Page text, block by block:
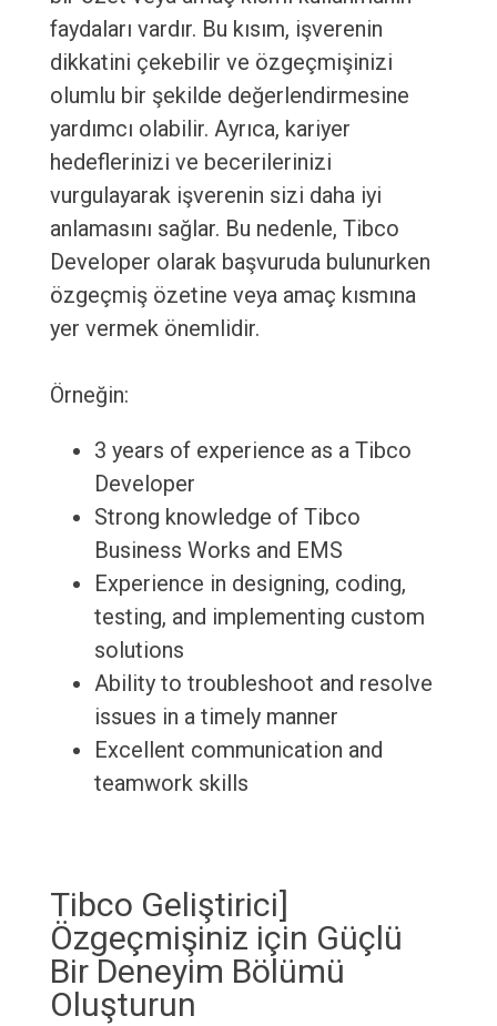
faydaları vardır. Bu kısım, işverenin
dikkatini çekebilir ve özgeçmişinizi
olumlu bir şekilde değerlendirmesine
yardımcı olabilir. Ayrıca, kariyer
hedeflerinizi ve becerilerinizi
vurgulayarak işverenin sizi daha iyi
anlamasını sağlar. Bu nedenle, Tibco
Developer olarak başvuruda bulunurken
özgeçmiş özetine veya amaç kısmına
yer vermek önemlidir.
Örneğin:
3 years of experience as a Tibco
Developer
Strong knowledge of Tibco
Business Works and EMS
Experience in designing, coding,
testing, and implementing custom
solutions
Ability to troubleshoot and resolve
issues in a timely manner
Excellent communication and
teamwork skills
Tibco Geliştirici]
Özgeçmişiniz için Güçlü
Bir Deneyim Bölümü
Oluşturun